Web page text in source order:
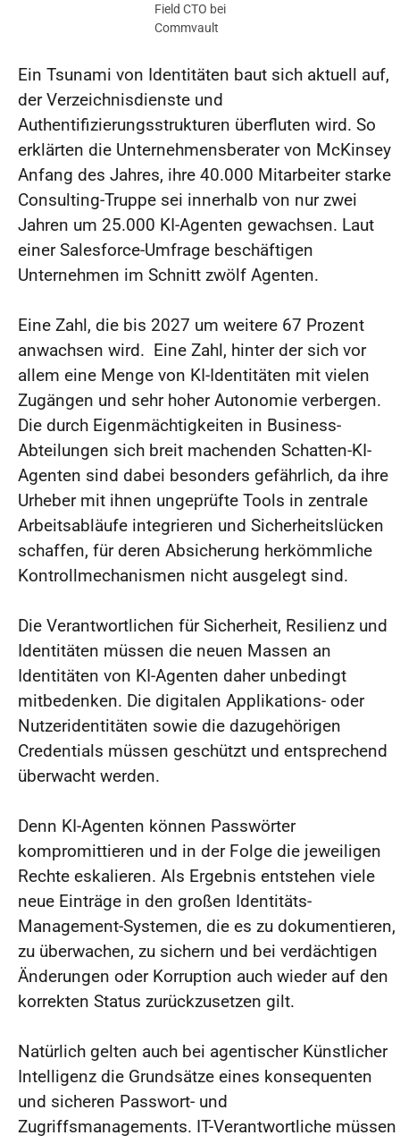
Field CTO bei
Commvault
Ein Tsunami von Identitäten baut sich aktuell auf,
der Verzeichnisdienste und
Authentifizierungsstrukturen überfluten wird. So
erklärten die Unternehmensberater von McKinsey
Anfang des Jahres, ihre 40.000 Mitarbeiter starke
Consulting-Truppe sei innerhalb von nur zwei
Jahren um 25.000 KI-Agenten gewachsen. Laut
einer Salesforce-Umfrage beschäftigen
Unternehmen im Schnitt zwölf Agenten.
Eine Zahl, die bis 2027 um weitere 67 Prozent
anwachsen wird. Eine Zahl, hinter der sich vor
allem eine Menge von KI-Identitäten mit vielen
Zugängen und sehr hoher Autonomie verbergen.
Die durch Eigenmächtigkeiten in Business-
Abteilungen sich breit machenden Schatten-KI-
Agenten sind dabei besonders gefährlich, da ihre
Urheber mit ihnen ungeprüfte Tools in zentrale
Arbeitsabläufe integrieren und Sicherheitslücken
schaffen, für deren Absicherung herkömmliche
Kontrollmechanismen nicht ausgelegt sind.
Die Verantwortlichen für Sicherheit, Resilienz und
Identitäten müssen die neuen Massen an
Identitäten von KI-Agenten daher unbedingt
mitbedenken. Die digitalen Applikations- oder
Nutzeridentitäten sowie die dazugehörigen
Credentials müssen geschützt und entsprechend
überwacht werden.
Denn KI-Agenten können Passwörter
kompromittieren und in der Folge die jeweiligen
Rechte eskalieren. Als Ergebnis entstehen viele
neue Einträge in den großen Identitäts-
Management-Systemen, die es zu dokumentieren,
zu überwachen, zu sichern und bei verdächtigen
Änderungen oder Korruption auch wieder auf den
korrekten Status zurückzusetzen gilt.
Natürlich gelten auch bei agentischer Künstlicher
Intelligenz die Grundsätze eines konsequenten
und sicheren Passwort- und
Zugriffsmanagements. IT-Verantwortliche müssen